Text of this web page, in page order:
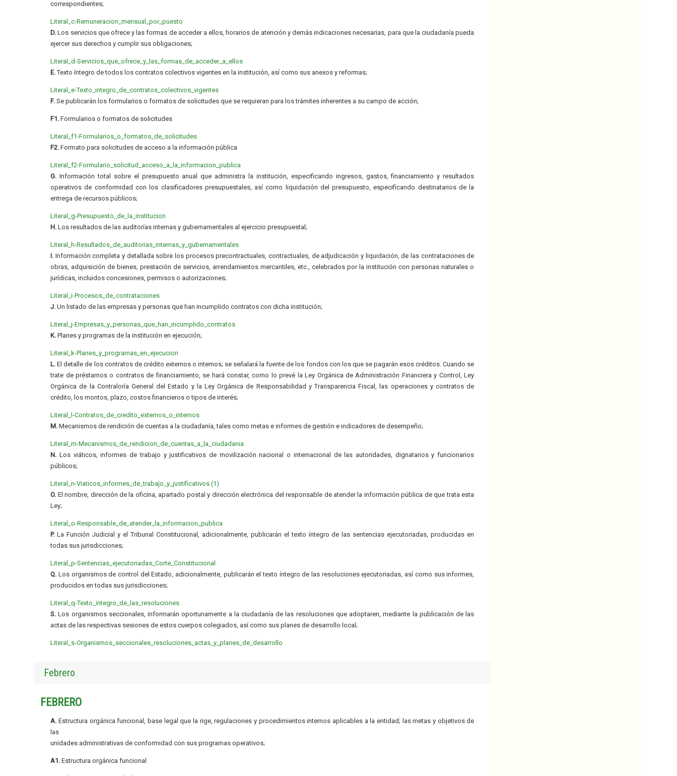
correspondientes;
Literal_c-Remuneracion_mensual_por_puesto
D. Los servicios que ofrece y las formas de acceder a ellos, horarios de atención y demás indicaciones necesarias, para que la ciudadanía pueda
ejercer sus derechos y cumplir sus obligaciones;
Literal_d-Servicios_que_ofrece_y_las_formas_de_acceder_a_ellos
E.Texto íntegro de todos los contratos colectivos vigentes en la institución, así como sus anexos y reformas;
Literal_e-Texto_integro_de_contratos_colectivos_vigentes
F. Se publicarán los formularios o formatos de solicitudes que se requieran para los trámites inherentes a su campo de acción;
F1. Formularios o formatos de solicitudes
Literal_f1-Formularios_o_formatos_de_solicitudes
F2. Formato para solicitudes de acceso a la información pública
Literal_f2-Formulario_solicitud_acceso_a_la_informacion_publica
G. Información total sobre el presupuesto anual que administra la institución, especificando ingresos, gastos, financiamiento y resultados
operativos de conformidad con los clasificadores presupuestales, así como liquidación del presupuesto, especificando destinatarios de la
entrega de recursos públicos;
Literal_g-Presupuesto_de_la_institucion
H. Los resultados de las auditorías internas y gubernamentales al ejercicio presupuestal;
Literal_h-Resultados_de_auditorias_internas_y_gubernamentales
I. Información completa y detallada sobre los procesos precontractuales, contractuales, de adjudicación y liquidación, de las contrataciones de
obras, adquisición de bienes, prestación de servicios, arrendamientos mercantiles, etc., celebrados por la institución con personas naturales o
jurídicas, incluidos concesiones, permisos o autorizaciones;
Literal_i-Procesos_de_contrataciones
J. Un listado de las empresas y personas que han incumplido contratos con dicha institución;
Literal_j-Empresas_y_personas_que_han_incumplido_contratos
K. Planes y programas de la institución en ejecución;
Literal_k-Planes_y_programas_en_ejecucion
L. El detalle de los contratos de crédito externos o internos; se señalará la fuente de los fondos con los que se pagarán esos créditos. Cuando se
trate de préstamos o contratos de financiamiento, se hará constar, como lo prevé la Ley Orgánica de Administración Financiera y Control, Ley
Orgánica de la Contraloría General del Estado y la Ley Orgánica de Responsabilidad y Transparencia Fiscal, las operaciones y contratos de
crédito, los montos, plazo, costos financieros o tipos de interés;
Literal_l-Contratos_de_credito_externos_o_internos
M. Mecanismos de rendición de cuentas a la ciudadanía, tales como metas e informes de gestión e indicadores de desempeño;
Literal_m-Mecanismos_de_rendicion_de_cuentas_a_la_ciudadania
N. Los viáticos, informes de trabajo y justificativos de movilización nacional o internacional de las autoridades, dignatarios y funcionarios
públicos;
Literal_n-Viaticos_informes_de_trabajo_y_justificativos (1)
O. El nombre, dirección de la oficina, apartado postal y dirección electrónica del responsable de atender la información pública de que trata esta
Ley;
Literal_o-Responsable_de_atender_la_informacion_publica
P. La Función Judicial y el Tribunal Constitucional, adicionalmente, publicarán el texto íntegro de las sentencias ejecutoriadas, producidas en
todas sus jurisdicciones;
Literal_p-Sentencias_ejecutoriadas_Corte_Constitucional
Q. Los organismos de control del Estado, adicionalmente, publicarán el texto íntegro de las resoluciones ejecutoriadas, así como sus informes,
producidos en todas sus jurisdicciones;
Literal_q-Texto_integro_de_las_resoluciones
S. Los organismos seccionales, informarán oportunamente a la ciudadanía de las resoluciones que adoptaren, mediante la publicación de las
actas de las respectivas sesiones de estos cuerpos colegiados, así como sus planes de desarrollo local;
Literal_s-Organismos_seccionales_resoluciones_actas_y_planes_de_desarrollo
Febrero
FEBRERO
A. Estructura orgánica funcional, base legal que la rige, regulaciones y procedimientos internos aplicables a la entidad; las metas y objetivos de
las
unidades administrativas de conformidad con sus programas operativos;
A1. Estructura orgánica funcional